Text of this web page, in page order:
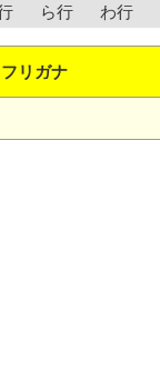
ら行 わ行
フリガナ